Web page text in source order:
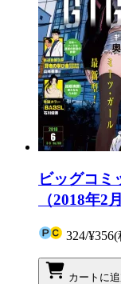
ビッグコミ
（2018年2
324/¥356(
カートに